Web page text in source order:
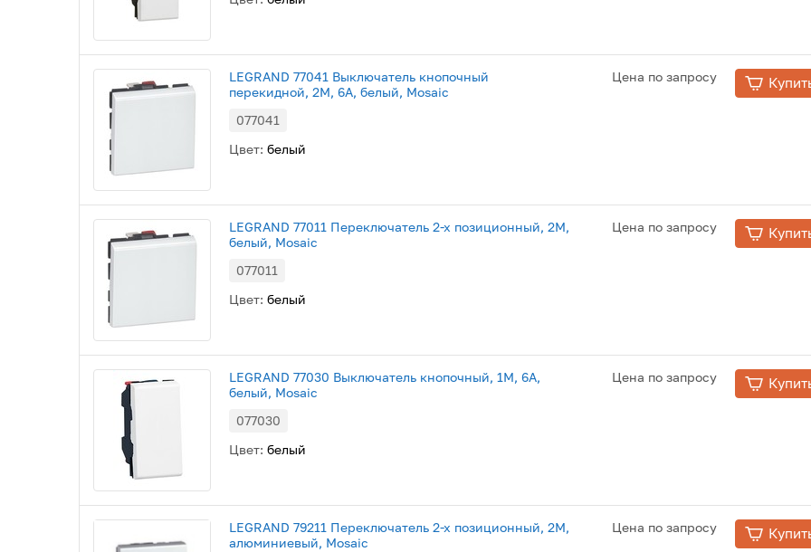
LEGRAND 77041 Выключатель кнопочный
перекидной, 2М, 6А, белый, Mosaic
077041
Цвет: белый
Цена по запросу
LEGRAND 77011 Переключатель 2-х позиционный, 2М,
белый, Mosaic
077011
Цвет: белый
Цена по запросу
LEGRAND 77030 Выключатель кнопочный, 1М, 6А,
белый, Mosaic
077030
Цвет: белый
Цена по запросу
LEGRAND 79211 Переключатель 2-х позиционный, 2М,
алюминиевый, Mosaic
Цена по запросу